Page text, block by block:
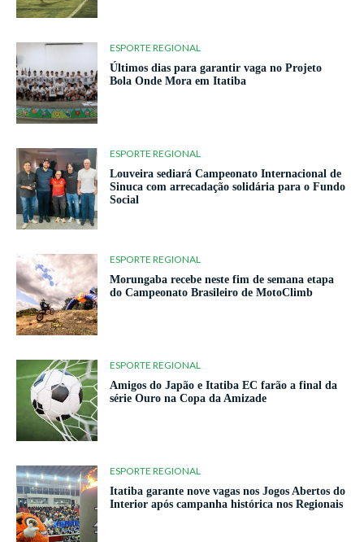
ESPORTE REGIONAL
Últimos dias para garantir vaga no Projeto
Bola Onde Mora em Itatiba
ESPORTE REGIONAL
Louveira sediará Campeonato Internacional de
Sinuca com arrecadação solidária para o Fundo
Social
ESPORTE REGIONAL
Morungaba recebe neste fim de semana etapa
do Campeonato Brasileiro de MotoClimb
ESPORTE REGIONAL
Amigos do Japão e Itatiba EC farão a final da
série Ouro na Copa da Amizade
ESPORTE REGIONAL
Itatiba garante nove vagas nos Jogos Abertos do
Interior após campanha histórica nos Regionais